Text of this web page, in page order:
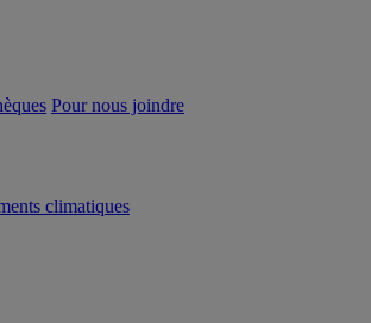
Pour nous joindre
climatiques